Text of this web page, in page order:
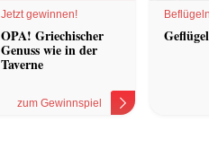
Jetzt gewinnen!
OPA! Griechischer
Genuss wie in der
Taverne
zum Gewinnspiel
Geflügel